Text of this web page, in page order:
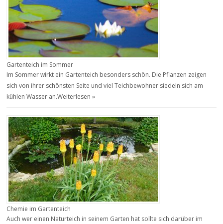
Gartenteich im Sommer
Im Sommer wirkt ein Gartenteich besonders schön. Die Pflanzen zeigen
sich von ihrer schönsten Seite und viel Teichbewohner siedeln sich am
kühlen Wasser an.Weiterlesen »
Chemie im Gartenteich
Auch wer einen Naturteich in seinem Garten hat sollte sich darüber im